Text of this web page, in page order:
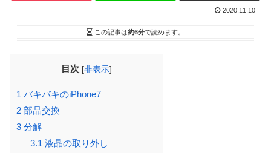
2020.11.10
この記事は約6分で読めます。
目次 [非表示]
1 バキバキのiPhone7
2 部品交換
3 分解
3.1 液晶の取り外し